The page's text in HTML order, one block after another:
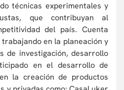
técnicas experimentales y
que contribuyan al
del país. Cuenta
en la planeación y
de investigación, desarrollo
en el desarrollo de
la creación de productos